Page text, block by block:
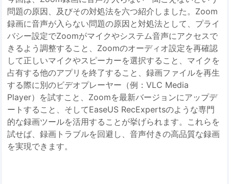
問題の原因、及びその対処法を六つ紹介しました。Zoom
録画に音声が入らない問題の原因と対処法として、プライ
バシー設定でZoomがマイクやシステム音声にアクセスで
きるよう調整すること、Zoomのオーディオ設定を再確認
して正しいマイクやスピーカーを選択すること、マイクを
占有する他のアプリを終了すること、録画ファイルを再生
する際に別のビデオプレーヤー（例：VLC Media
Player）を試すこと、Zoomを最新バージョンにアップデ
ートすること、そしてEaseUS RecExpertsのような専門
的な録画ツールを活用することが挙げられます。これらを
試せば、録画トラブルを回避し、音声付きの高品質な録画
を実現できます。